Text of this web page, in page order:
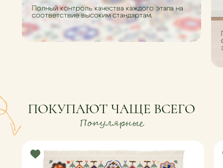
Полный контроль качества каждого этапа на
соответствие высоким стандартам.
Популярные
ПОКУПАЮТ ЧАЩЕ ВСЕГО